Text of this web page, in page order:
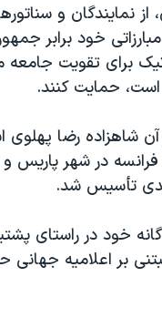
نمایندگان و
خود برابر
برای تقویت جامعه
است، حمایت کنند.
آن شاهزاده رضا پهلوی
هدف محوری این شورا با پایبندی به منشور ۱۷
بر اعلامیه جهانی